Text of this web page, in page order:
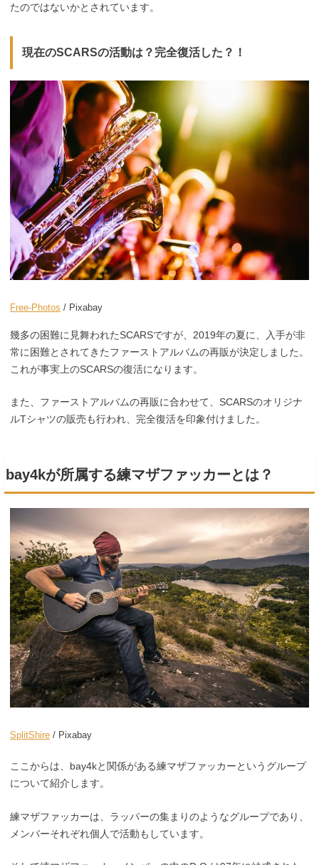
たのではないかとされています。
現在のSCARSの活動は？完全復活した？！
Free-Photos / Pixabay
幾多の困難に見舞われたSCARSですが、2019年の夏に、入手が非
常に困難とされてきたファーストアルバムの再販が決定しました。
これが事実上のSCARSの復活になります。
また、ファーストアルバムの再販に合わせて、SCARSのオリジナ
ルTシャツの販売も行われ、完全復活を印象付けました。
bay4kが所属する練マザファッカーとは？
SplitShire / Pixabay
ここからは、bay4kと関係がある練マザファッカーというグループ
について紹介します。
練マザファッカーは、ラッパーの集まりのようなグループであり、
メンバーそれぞれ個人で活動もしています。